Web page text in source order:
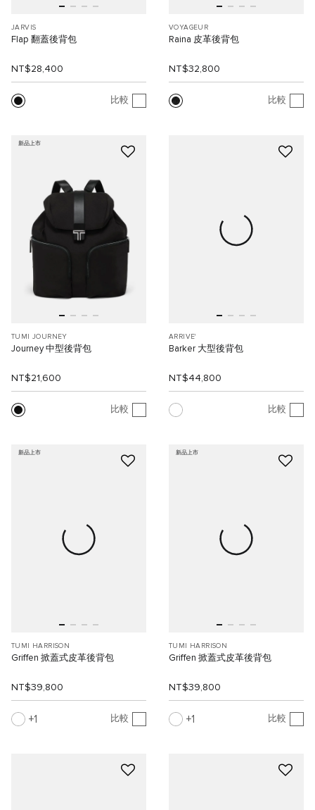
JARVIS
Flap 翻蓋後背包
NT$28,400
比較
VOYAGEUR
Raina 皮革後背包
NT$32,800
比較
新品上市
TUMI JOURNEY
Journey 中型後背包
NT$21,600
比較
ARRIVE'
Barker 大型後背包
NT$44,800
比較
新品上市
TUMI HARRISON
Griffen 掀蓋式皮革後背包
NT$39,800
1 比較
新品上市
TUMI HARRISON
Griffen 掀蓋式皮革後背包
NT$39,800
1 比較